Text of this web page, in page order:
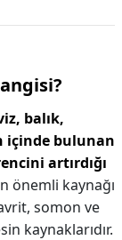
balık,
içinde bulunan
artırdığı
önemli kaynağı
somon ve
kaynaklarıdır.